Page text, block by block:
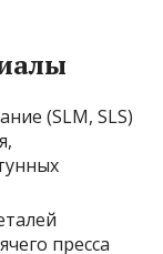
(SLM, SLS)
пресса